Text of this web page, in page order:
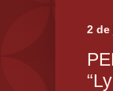
2 de